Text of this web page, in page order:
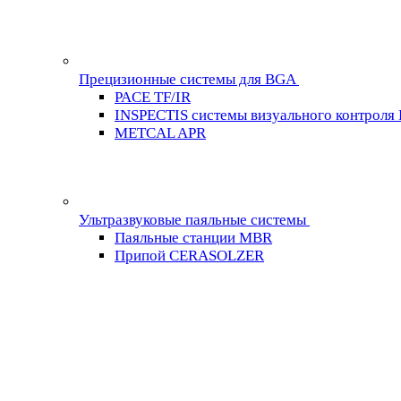
Прецизионные системы для BGA
PACE TF/IR
INSPECTIS системы визуального контроля
METCAL APR
Ультразвуковые паяльные системы
Паяльные станции MBR
Припой CERASOLZER